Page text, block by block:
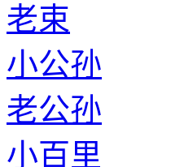
老束
小公孙
老公孙
小百里